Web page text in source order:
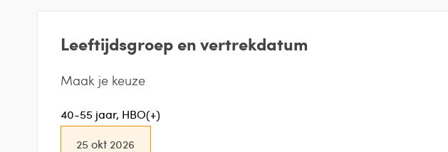
Leeftijdsgroep en vertrekdatum
Maak je keuze
40-55 jaar, HBO(+)
25 okt 2026